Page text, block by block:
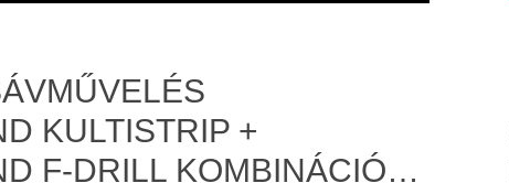
KULTISTRIP +
F-DRILL KOMBINÁCIÓ…